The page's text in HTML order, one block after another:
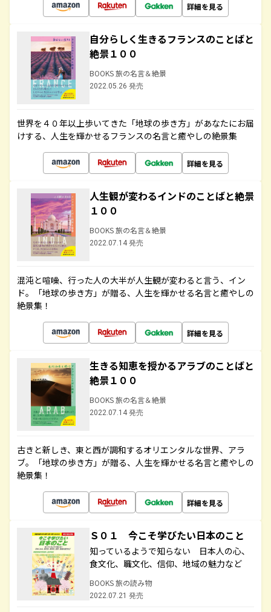
詳細を見る
自分らしく生きるフランスのことばと
絶景１００
BOOKS 旅の名言＆絶景
2022.05.26 発売
世界を４０年以上歩いてきた「地球の歩き方」があなたにお届
けする、人生を輝かせるフランスの名言と癒やしの絶景集
詳細を見る
人生観が変わるインドのことばと絶景
１００
BOOKS 旅の名言＆絶景
2022.07.14 発売
混沌と喧噪、行った人の大半が人生観が変わると言う、イン
ド。「地球の歩き方」が贈る、人生を輝かせる名言と癒やしの
絶景集！
詳細を見る
生きる知恵を授かるアラブのことばと
絶景１００
BOOKS 旅の名言＆絶景
2022.07.14 発売
古きと新しき、東と西が調和するオリエンタルな世界、アラ
ブ。「地球の歩き方」が贈る、人生を輝かせる名言と癒やしの
絶景集！
詳細を見る
Ｓ０１ 今こそ学びたい日本のこと
知っているようで知らない 日本人の心、
食文化、職文化、信仰、地域の魅力など
BOOKS 旅の読み物
2022.07.21 発売